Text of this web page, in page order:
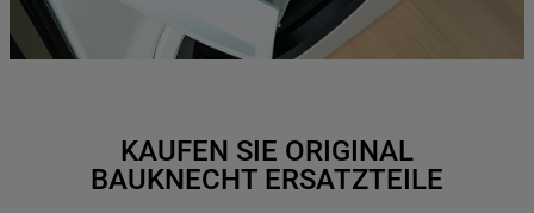
KAUFEN SIE ORIGINAL
BAUKNECHT ERSATZTEILE